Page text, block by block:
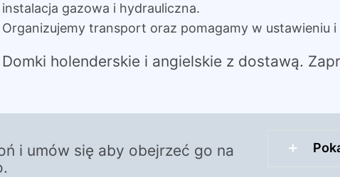
instalacja gazowa i hydrauliczna.
Organizujemy transport oraz pomagamy w ustawieniu
Domki holenderskie i angielskie z dostawą.
i umów się aby obejrzeć go na